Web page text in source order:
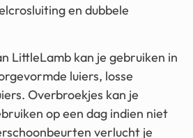
en dubbele
LittleLamb kan je gebruiken in
luiers, losse
Overbroekjes kan je
op een dag indien niet
verlucht je